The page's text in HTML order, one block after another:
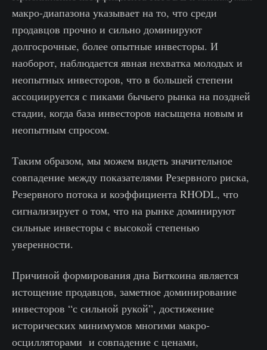
макро-диапазона указывает на то, что среди
продавцов прочно и сильно доминируют
долгосрочные, более опытные инвесторы. И
наоборот, наблюдается явная нехватка молодых и
неопытных инвесторов, что в большей степени
ассоциируется с пиками бычьего рынка на поздней
стадии, когда база инвесторов насыщена новым и
неопытным спросом.
Таким образом, мы можем видеть значительное
совпадение между показателями Резервного риска,
Резервного потока и коэффициента RHODL, что
сигнализирует о том, что на рынке доминируют
сильные инвесторы с высокой степенью
уверенности.
Причиной формирования дна Биткоина является
истощение продавцов, заметное доминирование
инвесторов “с сильной рукой”, достижение
исторических минимумов многими макро-
осцилляторами и совпадение с ценами,